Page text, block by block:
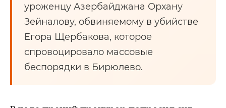
уроженцу Азербайджана Орхану
Зейналову, обвиняемому в убийстве
Егора Щербакова, которое
спровоцировало массовые
беспорядки в Бирюлево.